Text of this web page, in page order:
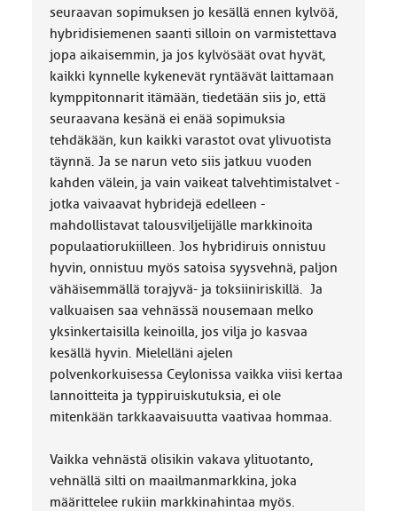
seuraavan sopimuksen jo kesällä ennen kylvöä,
hybridisiemenen saanti silloin on varmistettava
jopa aikaisemmin, ja jos kylvösäät ovat hyvät,
kaikki kynnelle kykenevät ryntäävät laittamaan
kymppitonnarit itämään, tiedetään siis jo, että
seuraavana kesänä ei enää sopimuksia
tehdäkään, kun kaikki varastot ovat ylivuotista
täynnä. Ja se narun veto siis jatkuu vuoden
kahden välein, ja vain vaikeat talvehtimistalvet -
jotka vaivaavat hybridejä edelleen -
mahdollistavat talousviljelijälle markkinoita
populaatiorukiilleen. Jos hybridiruis onnistuu
hyvin, onnistuu myös satoisa syysvehnä, paljon
vähäisemmällä torajyvä- ja toksiiniriskillä. Ja
valkuaisen saa vehnässä nousemaan melko
yksinkertaisilla keinoilla, jos vilja jo kasvaa
kesällä hyvin. Mielelläni ajelen
polvenkorkuisessa Ceylonissa vaikka viisi kertaa
lannoitteita ja typpiruiskutuksia, ei ole
mitenkään tarkkaavaisuutta vaativaa hommaa.
Vaikka vehnästä olisikin vakava ylituotanto,
vehnällä silti on maailmanmarkkina, joka
määrittelee rukiin markkinahintaa myös.